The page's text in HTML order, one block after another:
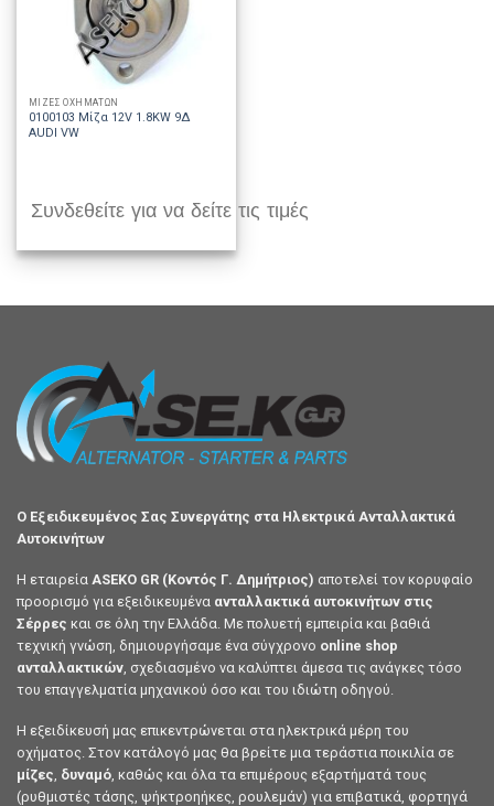
ΜΙΖΕΣ ΟΧΗΜΑΤΩΝ
0100103 Μίζα 12V 1.8KW 9Δ
AUDI VW
Συνδεθείτε για να δείτε τις τιμές
Ο Εξειδικευμένος Σας Συνεργάτης στα Ηλεκτρικά Ανταλλακτικά
Αυτοκινήτων
Η εταιρεία ASEKO GR (Κοντός Γ. Δημήτριος) αποτελεί τον κορυφαίο
προορισμό για εξειδικευμένα ανταλλακτικά αυτοκινήτων στις
Σέρρες και σε όλη την Ελλάδα. Με πολυετή εμπειρία και βαθιά
τεχνική γνώση, δημιουργήσαμε ένα σύγχρονο online shop
ανταλλακτικών , σχεδιασμένο να καλύπτει άμεσα τις ανάγκες τόσο
του επαγγελματία μηχανικού όσο και του ιδιώτη οδηγού.
Η εξειδίκευσή μας επικεντρώνεται στα ηλεκτρικά μέρη του
οχήματος. Στον κατάλογό μας θα βρείτε μια τεράστια ποικιλία σε
μίζες δυναμό , καθώς και όλα τα επιμέρους εξαρτήματά τους
(ρυθμιστές τάσης, ψήκτροηήκες, ρουλεμάν) για επιβατικά, φορτηγά